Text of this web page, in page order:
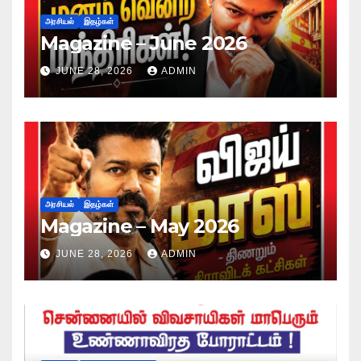
அரசியல் இதழ்கள்
Magazine – June 2026
JUNE 28, 2026 ADMIN
அரசியல் இதழ்கள்
Magazine – May 2026
JUNE 28, 2026 ADMIN